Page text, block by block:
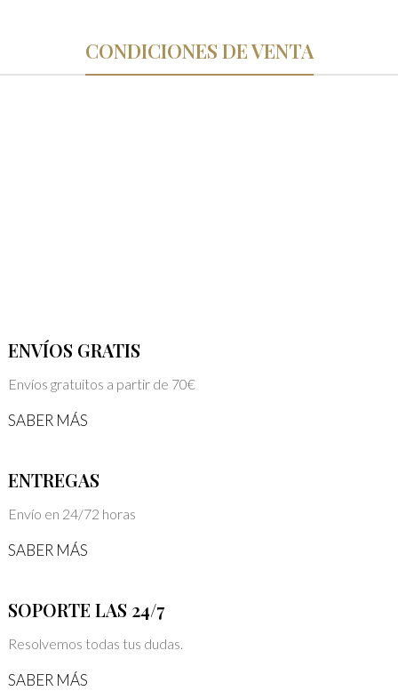
CONDICIONES DE VENTA
ENVÍOS GRATIS
Envíos gratuitos a partir de 70€
SABER MÁS
ENTREGAS
Envío en 24/72 horas
SABER MÁS
SOPORTE LAS 24/7
Resolvemos todas tus dudas.
SABER MÁS